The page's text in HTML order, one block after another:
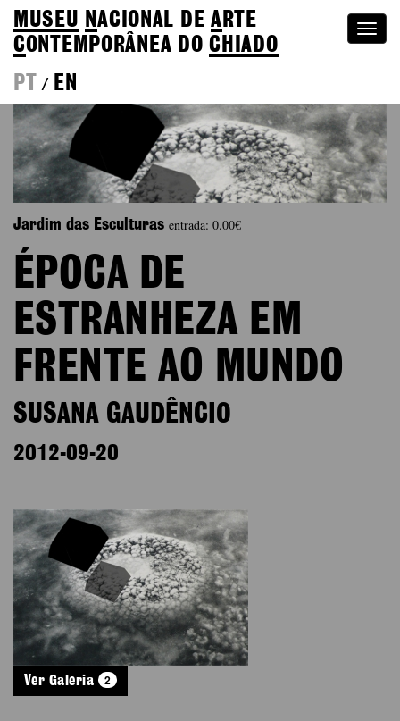
MUSEU NACIONAL DEA RTE
CONTEMPORÂNEA DOCHIADO
PT
/ EN
Jardim das Esculturas entrada: 0.00€
ÉPOCA DE
ESTRANHEZA EM
FRENTE AO MUNDO
SUSANA GAUDÊNCIO
2012-09-20
Ver Galeria 2